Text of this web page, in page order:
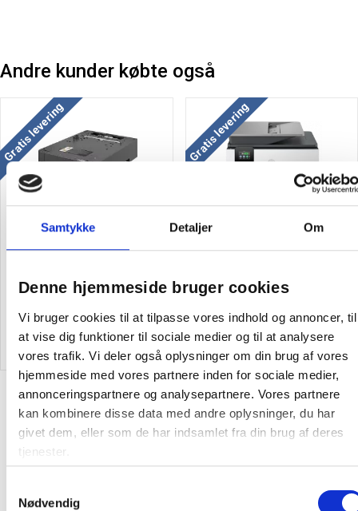
Samtykke Detaljer Om
Denne hjemmeside bruger cookies
Vi bruger cookies til at tilpasse vores indhold og annoncer, til
at vise dig funktioner til sociale medier og til at analysere
vores trafik. Vi deler også oplysninger om din brug af vores
hjemmeside med vores partnere inden for sociale medier,
annonceringspartnere og analysepartnere. Vores partnere
kan kombinere disse data med andre oplysninger, du har
givet dem, eller som de har indsamlet fra din brug af deres
tjenester.
Nødvendig
Andre kunder købte også
Gratis levering
Kyocera PF-5150 Paper
inkl. moms
Læg i kurv
Gratis levering
HP OfficeJet Pro 9120b AiO
2.618,75
inkl. moms
Læg i kurv
Alternativer til varen
Gratis levering Gratis levering